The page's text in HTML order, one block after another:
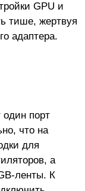
GPU и
тише, жертвуя
адаптера.
порт
что на
для
а
ленты. К